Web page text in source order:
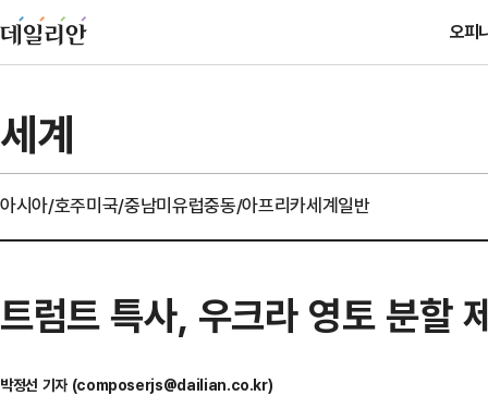
오피
세계
아시아/호주미국/중남미유럽중동/아프리카세계일반
트럼트 특사, 우크라 영토 분할
박정선 기자 (composerjs@dailian.co.kr)